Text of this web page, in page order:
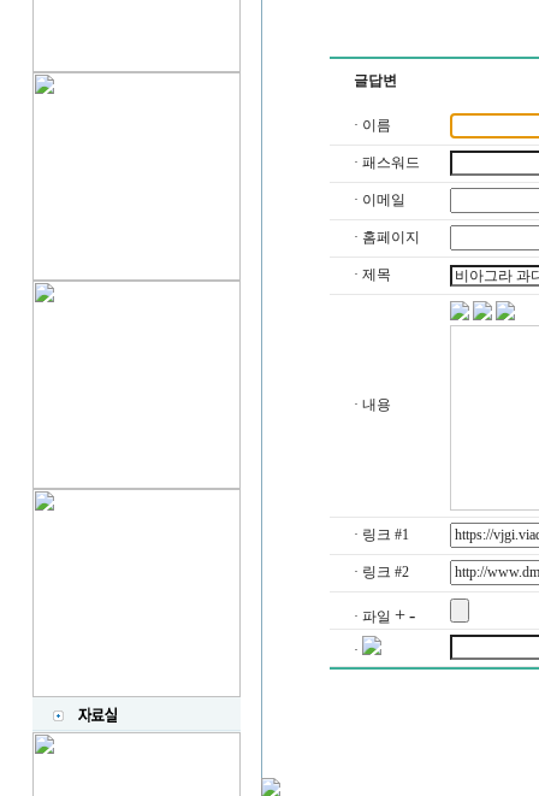
글답변
· 이름
· 패스워드
· 이메일
· 홈페이지
· 제목
· 내용
· 링크 #1
· 링크 #2
· 파일 +-
·